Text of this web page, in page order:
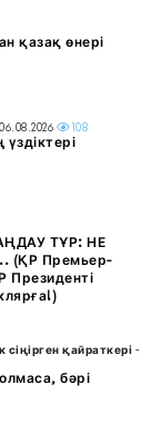
қазақ өнері
108
ТҰР: НЕ
(ҚР Премьер-
Президенті
қайраткері -
бәрі